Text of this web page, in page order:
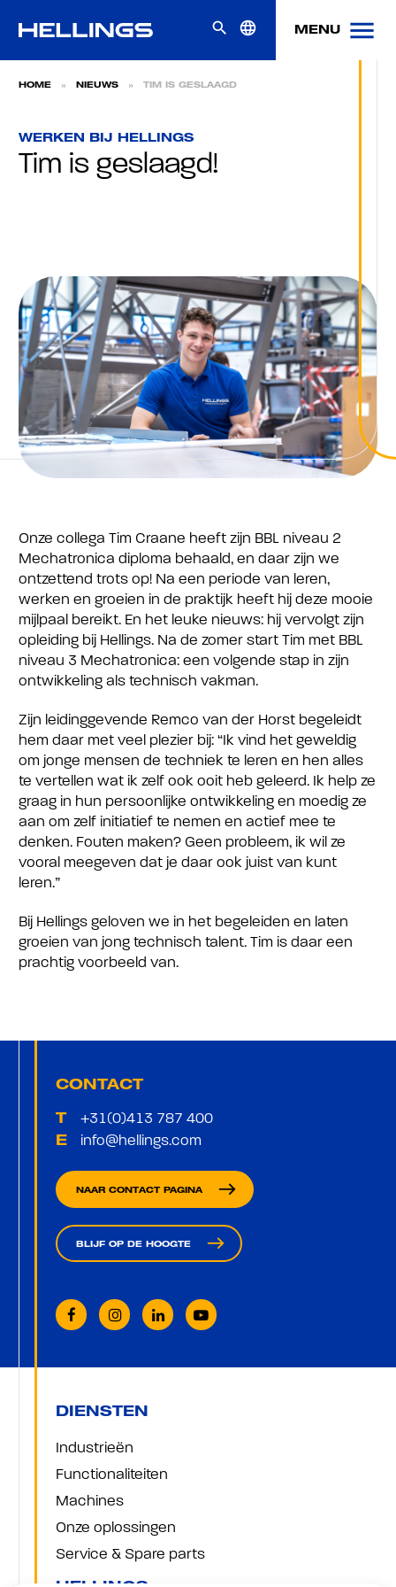
search language MENU menu
HOME » NIEUWS » TIM IS GESLAAGD
WERKEN BIJ HELLINGS
Tim is geslaagd!
Onze collega Tim Craane heeft zijn BBL niveau 2
Mechatronica diploma behaald, en daar zijn we
ontzettend trots op! Na een periode van leren,
werken en groeien in de praktijk heeft hij deze mooie
mijlpaal bereikt. En het leuke nieuws: hij vervolgt zijn
opleiding bij Hellings. Na de zomer start Tim met BBL
niveau 3 Mechatronica: een volgende stap in zijn
ontwikkeling als technisch vakman.
Zijn leidinggevende Remco van der Horst begeleidt
hem daar met veel plezier bij: “Ik vind het geweldig
om jonge mensen de techniek te leren en hen alles
te vertellen wat ik zelf ook ooit heb geleerd. Ik help ze
graag in hun persoonlijke ontwikkeling en moedig ze
aan om zelf initiatief te nemen en actief mee te
denken. Fouten maken? Geen probleem, ik wil ze
vooral meegeven dat je daar ook juist van kunt
leren.”
Bij Hellings geloven we in het begeleiden en laten
groeien van jong technisch talent. Tim is daar een
prachtig voorbeeld van.
CONTACT
T +31(0)413 787 400
E info@hellings.com
NAAR CONTACT PAGINA east
BLIJF OP DE HOOGTE east
DIENSTEN
Industrieën
Functionaliteiten
Machines
Onze oplossingen
Service & Spare parts